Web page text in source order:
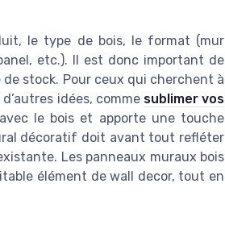
le type de bois, le format (mur
etc.). Il est donc important de
stock. Pour ceux qui cherchent à
idées, comme sublimer vos
le bois et apporte une touche
décoratif doit avant tout refléter
Les panneaux muraux bois
élément de wall decor, tout en